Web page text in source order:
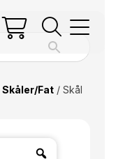
Skåler/Fat/ Skål